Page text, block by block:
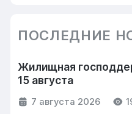
ПОСЛЕДНИЕ
Жилищная
15 августа
7 августа 2026